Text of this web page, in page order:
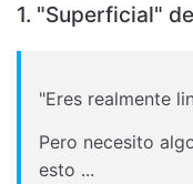
1. "Superficial"
"Eres realmente
Pero necesito
esto ...